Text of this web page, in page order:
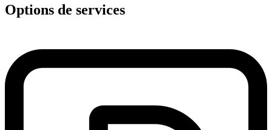
Options de services